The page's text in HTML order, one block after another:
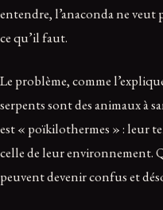
entendre, l’anaconda ne veut
ce qu’il faut.
Le problème, comme
serpents sont des animaux à
est « poïkilothermes » : leur
celle de leur environnement.
peuvent devenir confus et